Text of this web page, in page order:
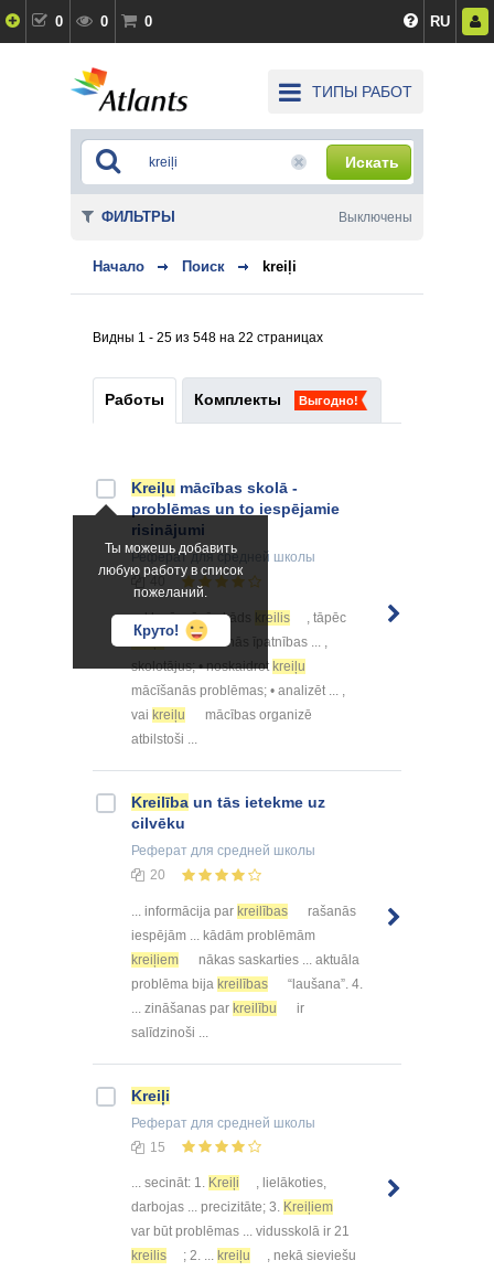
0 0 0 RU
ТИПЫ РАБОТ
Искать
Начало Поиск kreiļi
Видны 1 - 25 из 548 на 22 страницах
Работы Комплекты Выгодно!
Ты можешь добавить
любую работу в список
пожеланий.
Круто!
Kreiļu mācības skolā -
problēmas un to iespējamie
risinājumi
Рефератдля средней школы
... klasē mācās kāds kreilis
, tāpēc
kreiļu
mācīšanās īpatnības ... ,
skolotājus; • noskaidrotkreiļu
mācīšanās problēmas; • analizēt ... ,
vai kreiļu
mācības organizē
atbilstoši ...
Kreilība un tās ietekme uz
cilvēku
Реферат для средней школы
20
... informācija par kreilības
rašanās
iespējām ... kādām problēmām
kreiļiem
nākas saskarties ... aktuāla
problēma bija kreilības
“laušana”. 4.
... zināšanas par kreilību
ir
salīdzinoši ...
Kreiļi
Реферат для средней школы
15
... secināt: 1. Kreiļi
, lielākoties,
darbojas ... precizitāte; 3. Kreiļiem
var būt problēmas ... vidusskolā ir 21
kreilis
; 2. ... kreiļu
, nekā sieviešu
ФИЛЬТРЫ Выключены